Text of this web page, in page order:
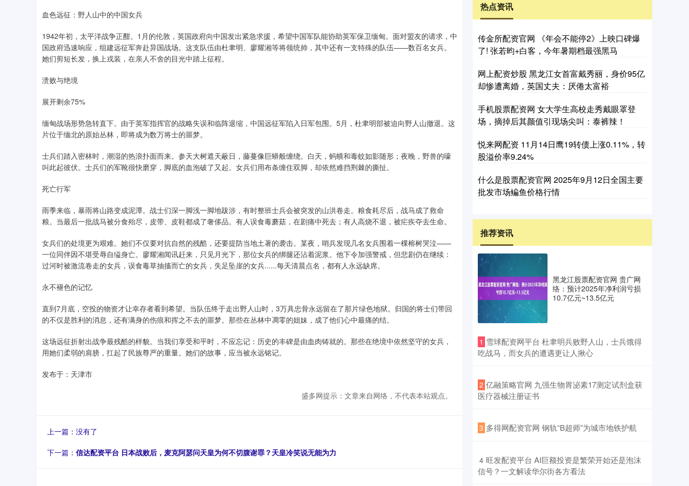
血色远征：野人山中的中国女兵
1942年初，太平洋战争正酣。1月的伦敦，英国政府向中国发出紧急求援，希望中国军队能协助英军保卫缅甸。面对盟友的请求，中
国政府迅速响应，组建远征军奔赴异国战场。这支队伍由杜聿明、廖耀湘等将领统帅，其中还有一支特殊的队伍——数百名女兵。
她们剪短长发，换上戎装，在亲人不舍的目光中踏上征程。
溃败与绝境
展开剩余75%
缅甸战场形势急转直下。由于英军指挥官的战略失误和临阵退缩，中国远征军陷入日军包围。5月，杜聿明部被迫向野人山撤退。这
片位于缅北的原始丛林，即将成为数万将士的噩梦。
士兵们踏入密林时，潮湿的热浪扑面而来。参天大树遮天蔽日，藤蔓像巨蟒般缠绕。白天，蚂蟥和毒蚊如影随形；夜晚，野兽的嚎
叫此起彼伏。士兵们的军靴很快磨穿，脚底的血泡破了又起。女兵们用布条缠住双脚，却依然难挡荆棘的撕扯。
死亡行军
雨季来临，暴雨将山路变成泥潭。战士们深一脚浅一脚地跋涉，有时整班士兵会被突发的山洪卷走。粮食耗尽后，战马成了救命
粮。当最后一批战马被分食殆尽，皮带、皮鞋都成了奢侈品。有人误食毒蘑菇，在剧痛中死去；有人高烧不退，被疟疾夺去生命。
女兵们的处境更为艰难。她们不仅要对抗自然的残酷，还要提防当地土著的袭击。某夜，哨兵发现几名女兵围着一棵榕树哭泣——
一位同伴因不堪受辱自缢身亡。廖耀湘闻讯赶来，只见月光下，那位女兵的绑腿还沾着泥浆。他下令加强警戒，但悲剧仍在继续：
过河时被激流卷走的女兵，误食毒草抽搐而亡的女兵，失足坠崖的女兵......每天清晨点名，都有人永远缺席。
永不褪色的记忆
直到7月底，空投的物资才让幸存者看到希望。当队伍终于走出野人山时，3万具忠骨永远留在了那片绿色地狱。归国的将士们带回
的不仅是胜利的消息，还有满身的伤痕和挥之不去的噩梦。那些在丛林中凋零的姐妹，成了他们心中最痛的结。
这场远征折射出战争最残酷的样貌。当我们享受和平时，不应忘记：历史的丰碑是由血肉铸就的。那些在绝境中依然坚守的女兵，
用她们柔弱的肩膀，扛起了民族尊严的重量。她们的故事，应当被永远铭记。
发布于：天津市
盛多网提示：文章来自网络，不代表本站观点。
上一篇：没有了
下一篇： 信达配资平台 日本战败后，麦克阿瑟问天皇为何不切腹谢罪？天皇冷笑说无能为力
热点资讯
传金所配资官网 《年会不能停2》上映口碑爆
了! 张若昀+白客，今年暑期档最强黑马
网上配资炒股 黑龙江女首富戴秀丽，身价95亿
却惨遭离婚，英国丈夫：厌倦太富裕
手机股票配资网 女大学生高校走秀戴眼罩登
场，摘掉后其颜值引现场尖叫：泰裤辣！
悦来网配资 11月14日鹰19转债上涨0.11%，转
股溢价率9.24%
什么是股票配资官网 2025年9月12日全国主要
批发市场鳊鱼价格行情
推荐资讯
黑龙江股票配资官网 贵广网
络：预计2025年净利润亏损
10.7亿元~13.5亿元
1 ​雪球配资网平台 杜聿明兵败野人山，士兵饿得
吃战马，而女兵的遭遇更让人揪心
2 ​亿融策略官网 九强生物胃泌素17测定试剂盒获
医疗器械注册证书
3 ​多得网配资官网 钢轨“B超师”为城市地铁护航
4 ​旺发配资平台 AI巨额投资是繁荣开始还是泡沫
信号？一文解读华尔街各方看法